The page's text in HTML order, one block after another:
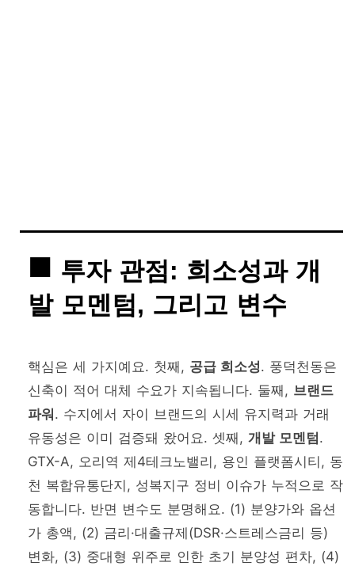
투자 관점: 희소성과 개
발 모멘텀, 그리고 변수
핵심은 세 가지예요. 첫째, 공급 희소성. 풍덕천동은
신축이 적어 대체 수요가 지속됩니다. 둘째, 브랜드
파워 . 수지에서 자이 브랜드의 시세 유지력과 거래
유동성은 이미 검증돼 왔어요. 셋째, 개발 모멘텀 .
GTX-A, 오리역 제4테크노밸리, 용인 플랫폼시티, 동
천 복합유통단지, 성복지구 정비 이슈가 누적으로 작
동합니다. 반면 변수도 분명해요. (1) 분양가와 옵션
가 총액, (2) 금리·대출규제(DSR·스트레스금리 등)
변화, (3) 중대형 위주로 인한 초기 분양성 편차, (4)